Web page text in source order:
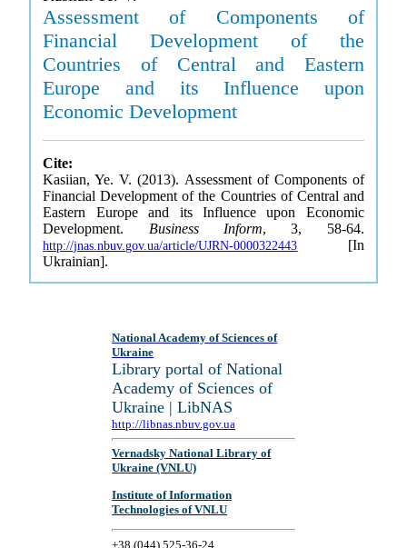
Assessment of Components of
Financial Development of the
Countries of Central and Eastern
Europe and its Influence upon
Economic Development
Cite:
Kasiian, Ye. V. (2013). Assessment of Components of
Financial Development of the Countries of Central and
Eastern Europe and its Influence upon Economic
Development. Business Inform, 3, 58-64.
http://jnas.nbuv.gov.ua/article/UJRN-0000322443 [In
Ukrainian].
National Academy of Sciences of
Ukraine
Library portal of National
Academy of Sciences of
Ukraine | LibNAS
http://libnas.nbuv.gov.ua
Vernadsky National Library of
Ukraine (VNLU)
Institute of Information
Technologies of VNLU
+38 (044) 525-36-24